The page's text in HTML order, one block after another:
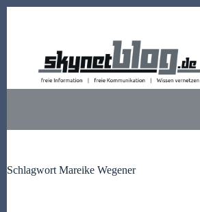
Schlagwort Mareike Wegener